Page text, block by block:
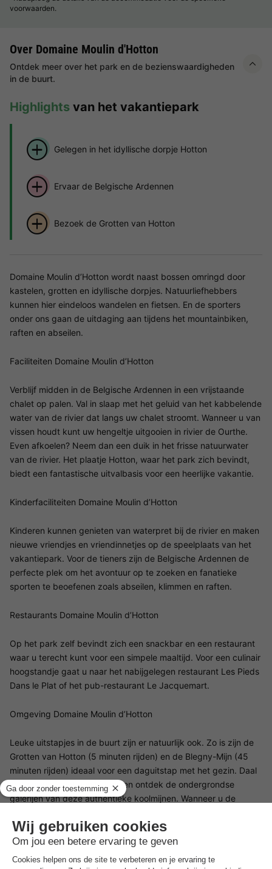
voorwaarden.
Over Domaine Moulin d'Hotton
Ontdek meer over het park en de bezienswaardigheden
in de buurt.
Highlights van het vakantiepark
Gelegen in het idyllische dorpje Hotton
Ervaar de Belgische Ardennen
Bezoek de Grotten van Hotton
Domaine Moulin d’Hotton wordt naast bossen omringd door
kastelen, grotten en idyllische dorpjes. Natuurliefhebbers
kunnen hier eindeloos wandelen en fietsen. En de sporters
onder ons gaan de uitdaging aan tijdens het mountainbiken,
raften en abseilen.
Faciliteiten Domaine Moulin d’Hotton
Verblijf midden in de Belgische Ardennen in een vrijstaande
chalet op palen. Val in slaap met het geluid van het kabbelende
water van de rivier dat langs uw chalet stroomt. Wanneer u van
vissen houdt kunt uw hengeltje uitgooien in rivier de Ourthe.
Even afkoelen? Neem dan een duik in het frisse natuurwater
van de rivier. Het plaatje Hotton, waar het park zich bevindt,
biedt een fantastische uitvalbasis voor een heerlijke vakantie.
Kinderfaciliteiten Domaine Moulin d’Hotton
Kinderen kunnen genieten van waterpret bij de rivier en maken
nieuwe vriendjes en vriendinnetjes op de speelplaats van het
vakantiepark. Voor de tieners zijn de Belgische Ardennen de
perfecte plek om het avontuur op te zoeken en fanatieke
sporten te beoefenen zoals abseilen, klimmen en raften.
Restaurants Domaine Moulin d’Hotton
Op het park zelf bevindt zich een snackbar en een restaurant
waar u terecht kunt voor een simpele maaltijd. Voor een culinair
hoogstandje gaat u naar het nabijgelegen restaurant Les Pieds
Dans le Plat of het pub-restaurant Le Jacquemart.
Omgeving Domaine Moulin d’Hotton
Leuke uitstapjes in de buurt zijn er natuurlijk ook. Zo is zijn de
Grotten van Hotton (5 minuten rijden) en de Blegny-Mijn (45
minuten rijden) ideaal voor een daguitstap met het gezin. Daal
in de mijn af met een liftkooi en ontdek de ondergrondse
galerijen van deze authentieke koolmijnen. Wanneer u de
Ardenne en aanschouw het adembenemende panorama-
uitzicht. Voor een dagje struinen en winkelen, is de sfeervolle
stad Namen een aanrader.